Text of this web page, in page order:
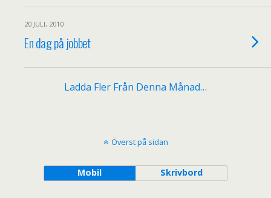
20 JULI, 2010
En dag på jobbet
Ladda Fler Från Denna Månad…
Överst på sidan
Mobil Skrivbord